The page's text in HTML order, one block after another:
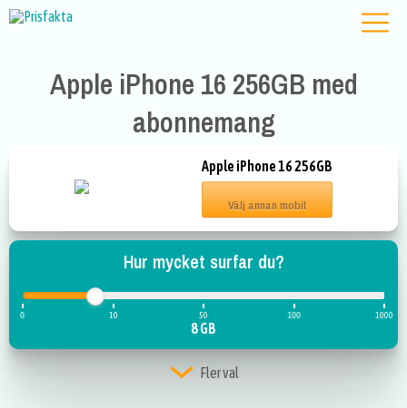
Apple iPhone 16 256GB med
abonnemang
Apple iPhone 16 256GB
Välj annan mobil
Hur mycket surfar du?
0 10 50 100 1000
8 GB
Fler val